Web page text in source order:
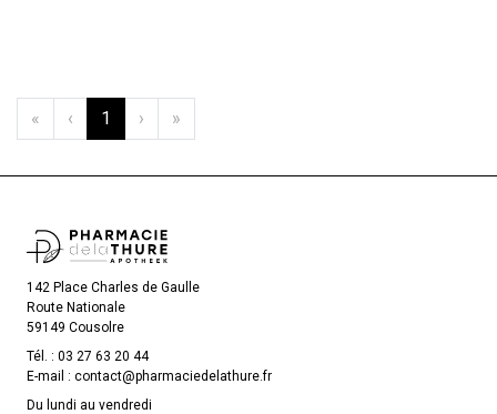
« ‹ 1 › »
142 Place Charles de Gaulle
Route Nationale
59149 Cousolre
Tél. : 03 27 63 20 44
E-mail : contact@pharmaciedelathure.fr
Du lundi au vendredi